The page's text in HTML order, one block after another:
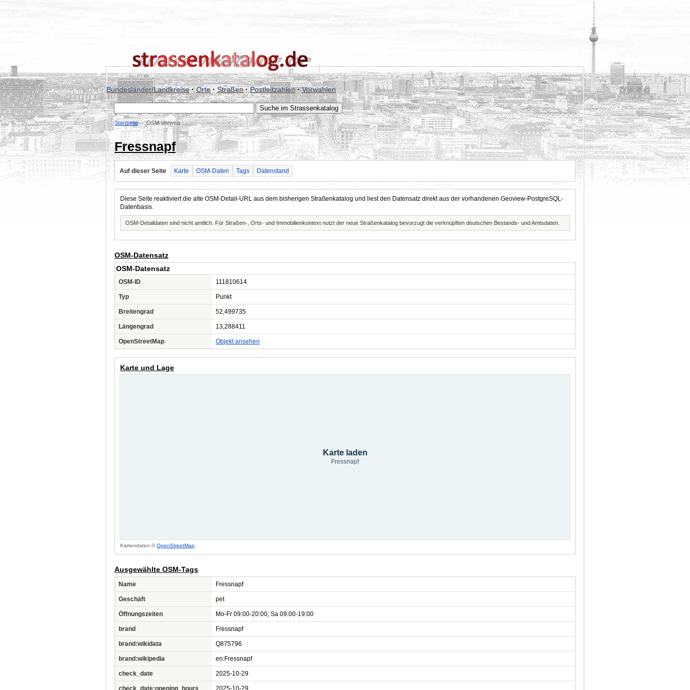
Bundesländer/Landkreise·Orte·Straßen·Postleitzahlen·Vorwahlen
Startseite OSM-Verweis
Fressnapf
Auf dieser Seite Karte OSM-Daten Tags Datenstand
Diese Seite reaktiviert die alte OSM-Detail-URL aus dem bisherigen Straßenkatalog und liest den Datensatz direkt aus der vorhandenen Geoview-PostgreSQL-
Datenbasis.
OSM-Detaildaten sind nicht amtlich. Für Straßen-, Orts- und Immobilienkontext nutzt der neue Straßenkatalog bevorzugt die verknüpften deutschen Bestands- und Amtsdaten.
OSM-Datensatz
OSM-Datensatz
OSM-ID 111810614
Typ Punkt
Breitengrad 52,499735
Längengrad 13,288411
OpenStreetMap Objekt ansehen
Karte und Lage
Karte laden
Fressnapf
Kartendaten ©OpenStreetMap
Ausgewählte OSM-Tags
Name Fressnapf
Geschäft pet
Öffnungszeiten Mo-Fr 09:00-20:00; Sa 09:00-19:00
brand Fressnapf
brand:wikidata Q875796
brand:wikipedia en:Fressnapf
check_date 2025-10-29
check_date:opening_hours 2025-10-29